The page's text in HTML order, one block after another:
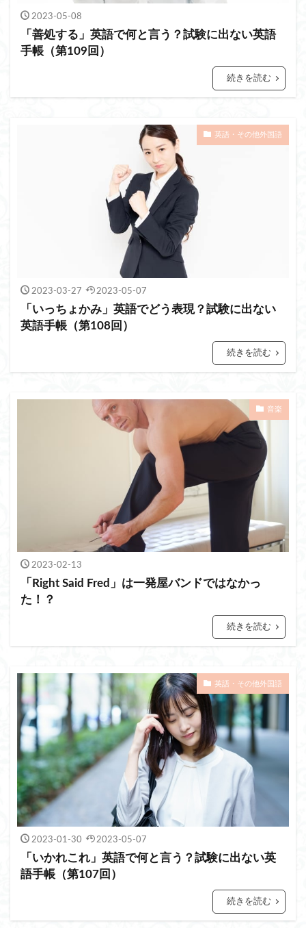
2023-05-08
「善処する」英語で何と言う？試験に出ない英語
手帳（第109回）
続きを読む
英語・その他外国語
2023-03-27 2023-05-07
「いっちょかみ」英語でどう表現？試験に出ない
英語手帳（第108回）
続きを読む
音楽
2023-02-13
「Right Said Fred」は一発屋バンドではなかっ
た！？
続きを読む
英語・その他外国語
2023-01-30 2023-05-07
「いかれこれ」英語で何と言う？試験に出ない英
語手帳（第107回）
続きを読む